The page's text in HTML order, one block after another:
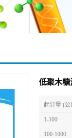
低聚木糖
起订量 (公
1-100
100-1000